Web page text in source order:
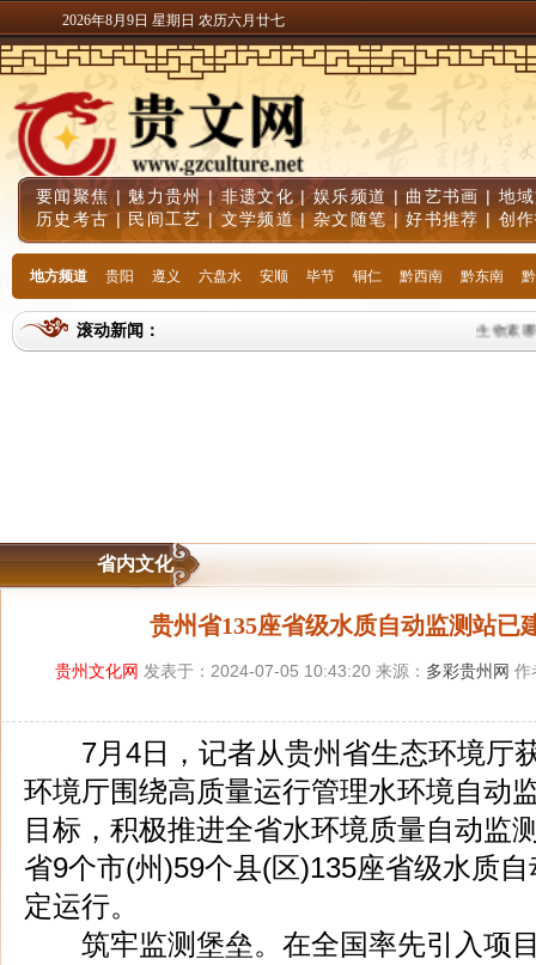
2026年8月9日 星期日 农历六月廿七
要闻聚焦| 魅力贵州|非遗文化 |娱乐频道 | 曲艺书画 | 地
历史考古 | 民间工艺 |文学频道|杂文随笔 |好书推荐 | 创
地方频道 贵阳 遵义 六盘水 安顺 毕节 铜仁 黔西南 黔东南
滚动新闻： 生物素哪
省内文化
贵州省135座省级水质自动监测站已
贵州文化网 发表于：2024-07-05 10:43:20 来源： 多彩贵州网 作
7月4日，记者从贵州省生态环境厅
环境厅围绕高质量运行管理水环境自动
目标，积极推进全省水环境质量自动监
省9个市(州)59个县(区)135座省级水质
定运行。
筑牢监测堡垒。在全国率先引入项